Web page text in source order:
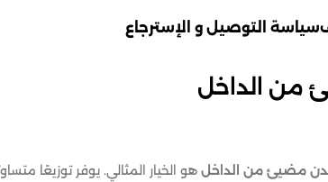
سياسة التوصيل و الإسترجاع
هو الخيار المثالي. يوفر توزيعًا